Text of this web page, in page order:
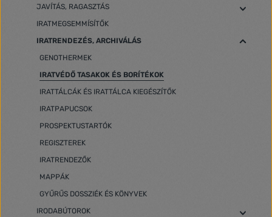
JAVÍTÁS, RAGASZTÁS
IRATMEGSEMMÍSÍTŐK
IRATRENDEZÉS, ARCHIVÁLÁS
GENOTHERMEK
IRATVÉDŐ TASAKOK ÉS BORÍTÉKOK
IRATTÁLCÁK ÉS IRATTÁLCA KIEGÉSZÍTŐK
IRATPAPUCSOK
PROSPEKTUSTARTÓK
REGISZTEREK
IRATRENDEZŐK
MAPPÁK
GYŰRŰS DOSSZIÉK ÉS KÖNYVEK
IRODABÚTOROK